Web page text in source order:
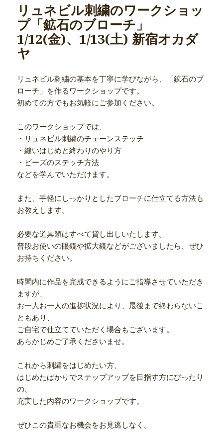
リュネビル刺繍のワークショッ
プ「鉱石のブローチ」
1/12(金)、1/13(土) 新宿オカダ
ヤ
リュネビル刺繍の基本を丁寧に学びながら、「鉱石のブ
ローチ」を作るワークショップです。
初めての方でもお気軽にご参加ください。
このワークショップでは、
・リュネビル刺繍のチェーンステッチ
・縫いはじめと終わりのやり方
・ビーズのステッチ方法
などを学んでいただけます。
また、手軽にしっかりとしたブローチに仕立てる方法も
お教えします。
必要な道具類はすべて貸し出しいたします。
普段お使いの眼鏡や拡大鏡などがございましたら、ぜひ
お持ちください。
時間内に作品を完成できるようにご指導させていただき
ますが、
お一人お一人の進捗状況により、最後まで終わらないこ
ともあり、
ご自宅で仕立てていただく場合もございます。
あらかじめご了承くださいませ。
これから刺繍をはじめたい方、
はじめたばかりでステップアップを目指す方にぴったり
の、
充実した内容のワークショップです。
ぜひこの貴重なお機会をお見逃しなく。